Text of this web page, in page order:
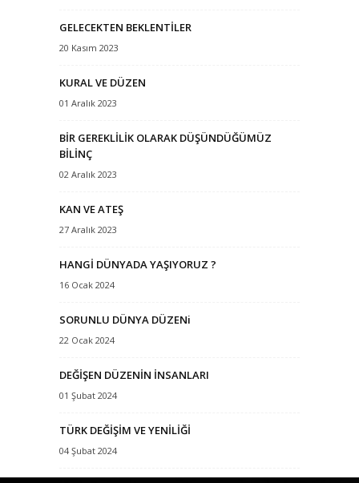
GELECEKTEN BEKLENTİLER
20 Kasım 2023
KURAL VE DÜZEN
01 Aralık 2023
BİR GEREKLİLİK OLARAK DÜŞÜNDÜĞÜMÜZ
BİLİNÇ
02 Aralık 2023
KAN VE ATEŞ
27 Aralık 2023
HANGİ DÜNYADA YAŞIYORUZ ?
16 Ocak 2024
SORUNLU DÜNYA DÜZENi
22 Ocak 2024
DEĞİŞEN DÜZENİN İNSANLARI
01 Şubat 2024
TÜRK DEĞİŞİM VE YENİLİĞİ
04 Şubat 2024